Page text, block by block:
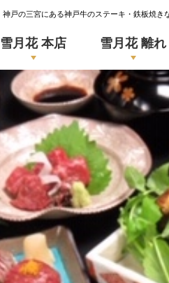
神戸の三宮にある神戸牛のステーキ・鉄板焼き
雪月花 本店 雪月花 離れ